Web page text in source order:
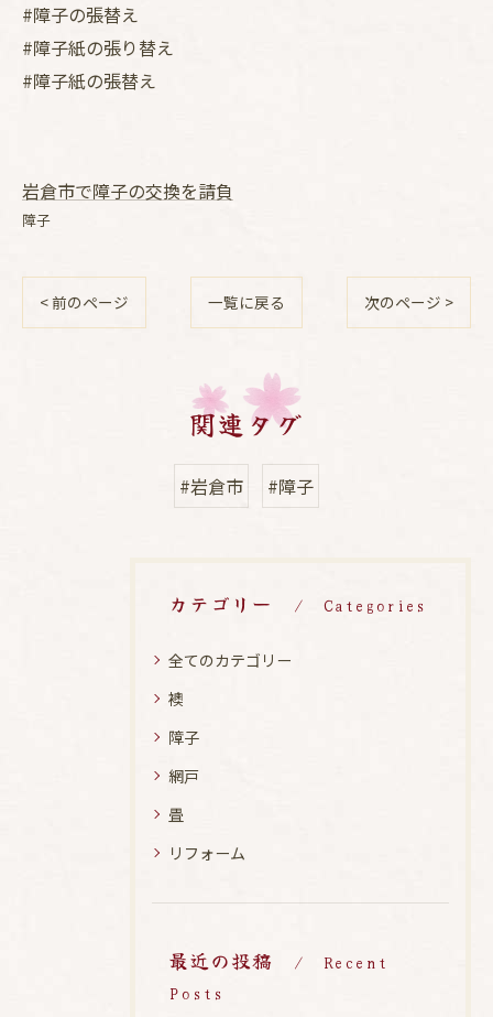
#障子の張替え
#障子紙の張り替え
#障子紙の張替え
岩倉市で障子の交換を請負
障子
< 前のページ 一覧に戻る 次のページ >
関連タグ
#岩倉市 #障子
カテゴリー Categories
全てのカテゴリー
襖
障子
網戸
畳
リフォーム
最近の投稿
Recent
Posts